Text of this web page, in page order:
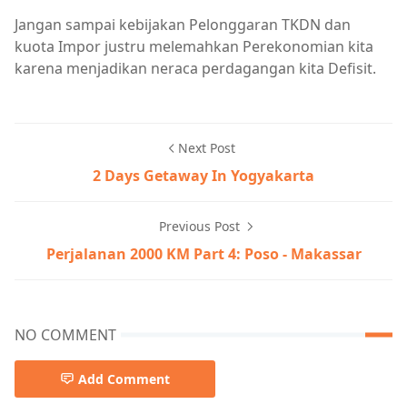
Jangan sampai kebijakan Pelonggaran TKDN dan
kuota Impor justru melemahkan Perekonomian kita
karena menjadikan neraca perdagangan kita Defisit.
Next Post
2 Days Getaway In Yogyakarta
Previous Post
Perjalanan 2000 KM Part 4: Poso - Makassar
NO COMMENT
Add Comment